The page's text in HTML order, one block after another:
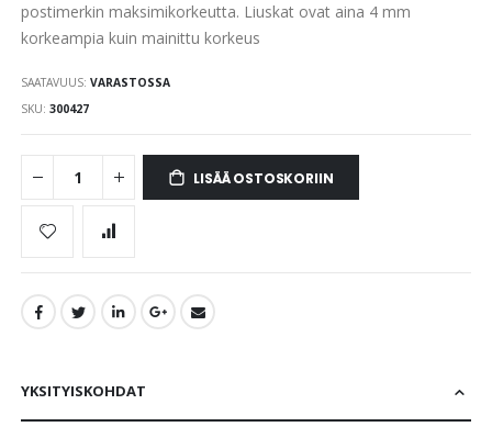
postimerkin maksimikorkeutta. Liuskat ovat aina 4 mm
korkeampia kuin mainittu korkeus
SAATAVUUS: VARASTOSSA
SKU 300427
LISÄÄ OSTOSKORIIN
YKSITYISKOHDAT